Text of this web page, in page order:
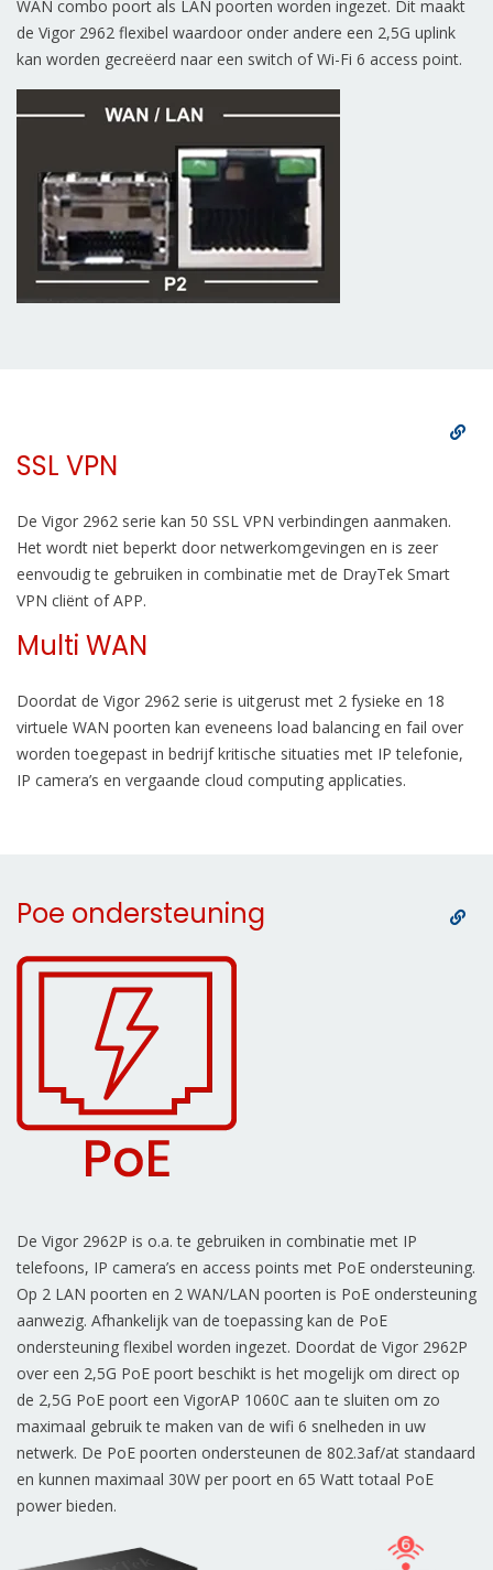
WAN combo poort als LAN poorten worden ingezet. Dit maakt
de Vigor 2962 flexibel waardoor onder andere een 2,5G uplink
kan worden gecreëerd naar een switch of Wi-Fi 6 access point.
SSL VPN
De Vigor 2962 serie kan 50 SSL VPN verbindingen aanmaken.
Het wordt niet beperkt door netwerkomgevingen en is zeer
eenvoudig te gebruiken in combinatie met de DrayTek Smart
VPN cliënt of APP.
Multi WAN
Doordat de Vigor 2962 serie is uitgerust met 2 fysieke en 18
virtuele WAN poorten kan eveneens load balancing en fail over
worden toegepast in bedrijf kritische situaties met IP telefonie,
IP camera’s en vergaande cloud computing applicaties.
Poe ondersteuning
De Vigor 2962P is o.a. te gebruiken in combinatie met IP
telefoons, IP camera’s en access points met PoE ondersteuning.
Op 2 LAN poorten en 2 WAN/LAN poorten is PoE ondersteuning
aanwezig. Afhankelijk van de toepassing kan de PoE
ondersteuning flexibel worden ingezet. Doordat de Vigor 2962P
over een 2,5G PoE poort beschikt is het mogelijk om direct op
de 2,5G PoE poort een VigorAP 1060C aan te sluiten om zo
maximaal gebruik te maken van de wifi 6 snelheden in uw
netwerk. De PoE poorten ondersteunen de 802.3af/at standaard
en kunnen maximaal 30W per poort en 65 Watt totaal PoE
power bieden.